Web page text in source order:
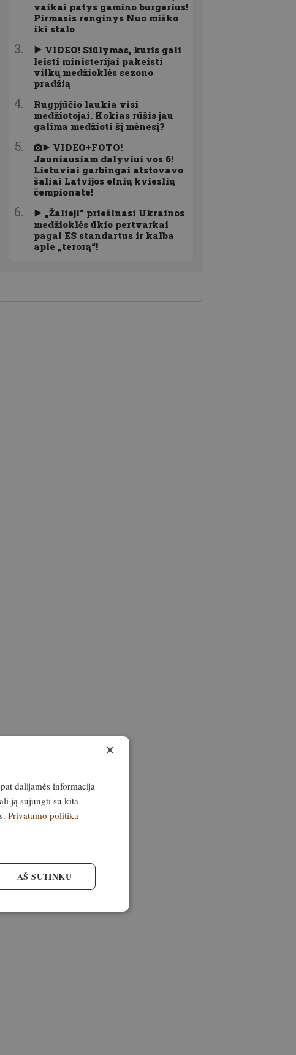
vaikai patys gamino burgerius!
Pirmasis renginys Nuo miško
iki stalo
VIDEO! Siūlymas, kuris gali
leisti ministerijai pakeisti
vilkų medžioklės sezono
pradžią
Rugpjūčio laukia visi
medžiotojai. Kokias rūšis jau
galima medžioti šį mėnesį?
VIDEO+FOTO!
Jauniausiam dalyviui vos 6!
Lietuviai garbingai atstovavo
šaliai Latvijos elnių kvieslių
čempionate!
„Žalieji“ priešinasi Ukrainos
medžioklės ūkio pertvarkai
pagal ES standartus ir kalba
apie „terorą“!
×
dalijamės informacija
ją sujungti su kita
Privatumo politika
AŠ SUTINKU